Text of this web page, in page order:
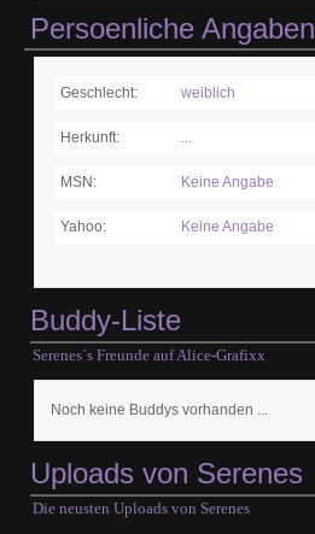
Persoenliche Angaben
Geschlecht: weiblich
Herkunft: ...
MSN: Keine Angabe
Yahoo: Keine Angabe
Buddy-Liste
Serenes`s Freunde auf Alice-Grafixx
Noch keine Buddys vorhanden ...
Uploads von Serenes
Die neusten Uploads von Serenes